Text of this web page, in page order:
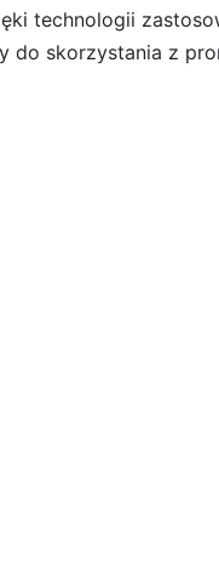
technologii
do skorzystania z